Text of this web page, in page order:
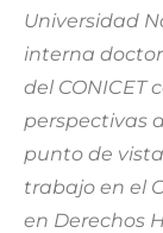
Universidad
interna
del CONICET
perspectivas
punto de
trabajo en el
en Derechos